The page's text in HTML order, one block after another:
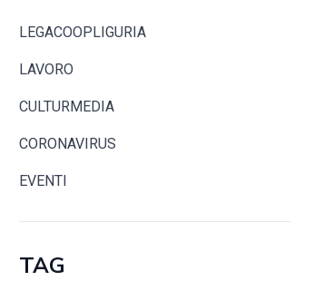
LEGACOOPLIGURIA
LAVORO
CULTURMEDIA
CORONAVIRUS
EVENTI
TAG